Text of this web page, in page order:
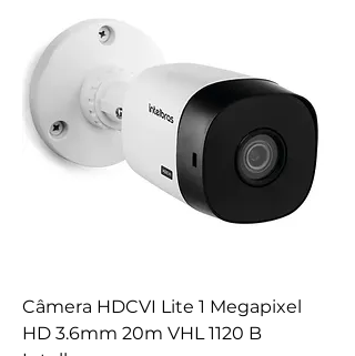
Câmera HDCVI Lite 1 Megapixel
HD 3.6mm 20m VHL 1120 B